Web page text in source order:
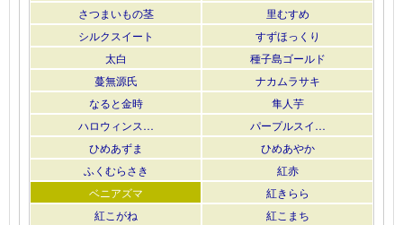
さつまいもの茎
里むすめ
シルクスイート
すずほっくり
太白
種子島ゴールド
蔓無源氏
ナカムラサキ
なると金時
隼人芋
ハロウィンス…
パープルスイ…
ひめあずま
ひめあやか
ふくむらさき
紅赤
ベニアズマ
紅きらら
紅こがね
紅こまち